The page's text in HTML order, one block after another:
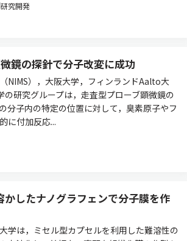
研究開発
鏡の探針で分子改変に成功
NIMS），大阪大学，フィンランドAalto大
研究グループは，走査型プローブ顕微鏡の
分子内の特定の位置に対して，臭素原子やフ
に付加反応...
かしたナノグラフェンで分子膜を作
学は，ミセル型カプセルを利用した難溶性の